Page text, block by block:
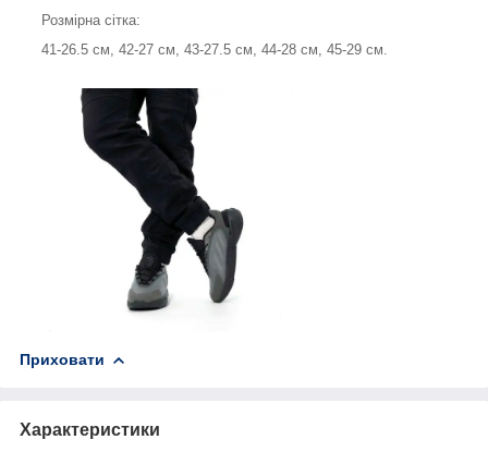
Розмірна сітка:
41-26.5 см, 42-27 см, 43-27.5 см, 44-28 см, 45-29 см.
Приховати
Характеристики